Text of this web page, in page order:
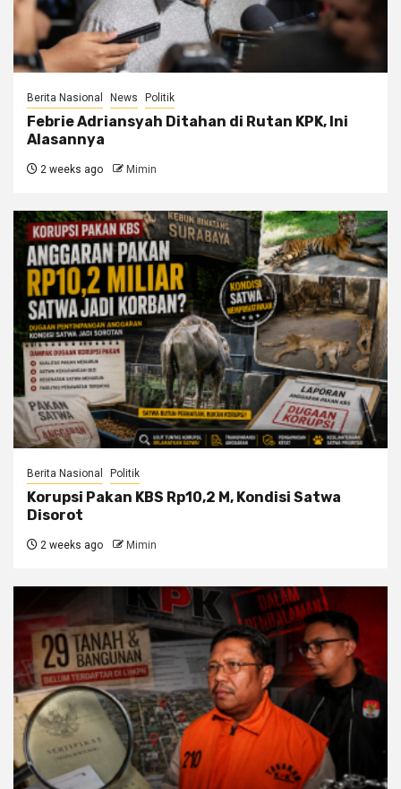
Berita Nasional News Politik
Febrie Adriansyah Ditahan di Rutan KPK, Ini
Alasannya
2 weeks ago Mimin
Berita Nasional Politik
Korupsi Pakan KBS Rp10,2 M, Kondisi Satwa
Disorot
2 weeks ago Mimin